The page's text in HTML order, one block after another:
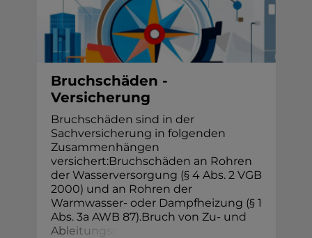
Bruchschäden -
Versicherung
Bruchschäden sind in der
Sachversicherung in folgenden
Zusammenhängen
versichert:Bruchschäden an Rohren
der Wasserversorgung (§ 4 Abs. 2 VGB
2000) und an Rohren der
Warmwasser- oder Dampfheizung (§ 1
Abs. 3a AWB 87).Bruch von Zu- und
Ableitu ng